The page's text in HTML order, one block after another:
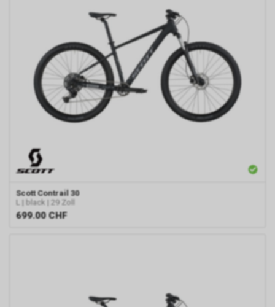
Scott Contrail 30
L | black | 29 Zoll
699.00 CHF